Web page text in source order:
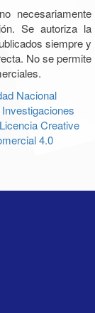
necesariamente
Se autoriza la
siempre y
No se permite
Nacional
Licencia Creative
4.0